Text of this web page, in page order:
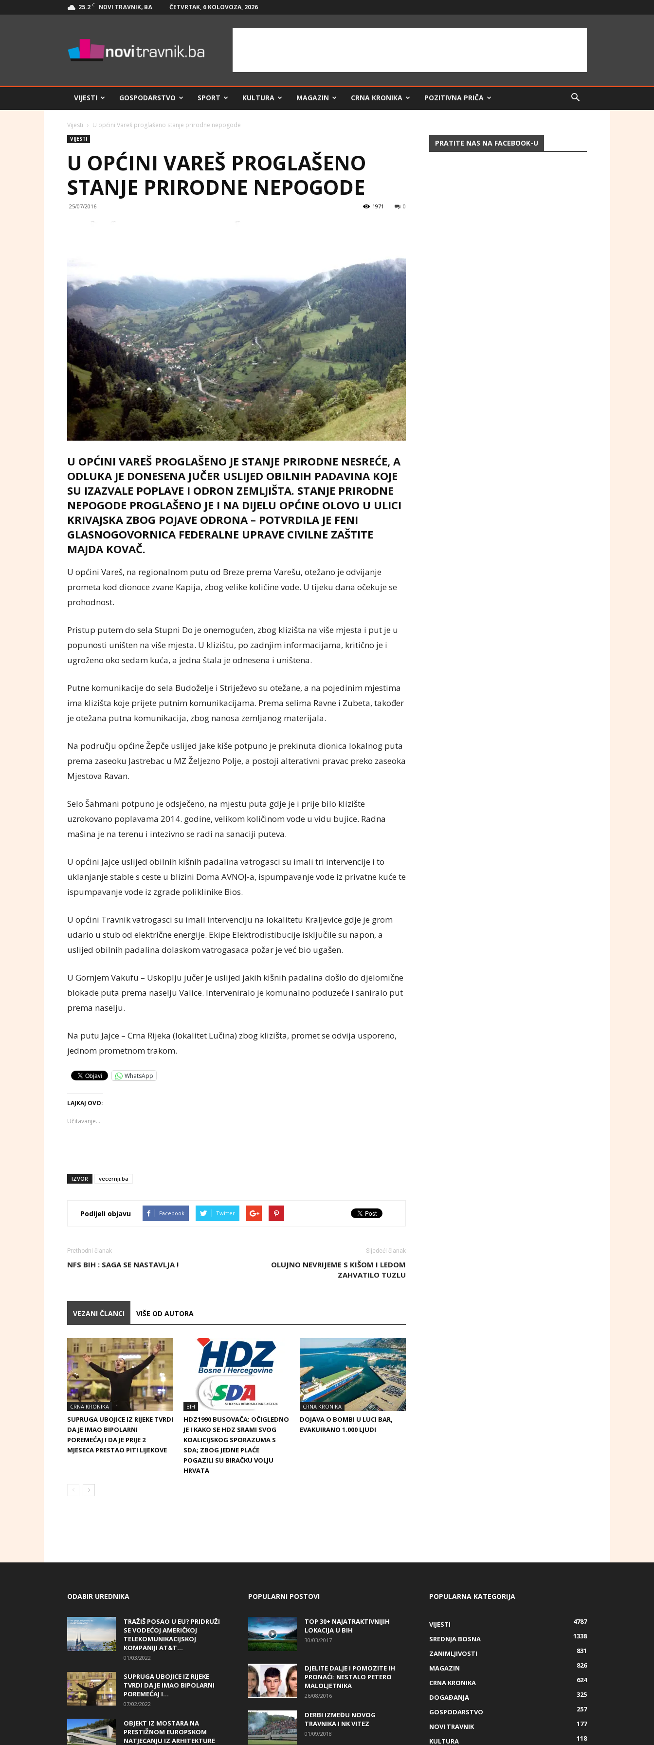
25.2 C NOVI TRAVNIK, BA ČETVRTAK, 6 KOLOVOZA, 2026
Travnik.ba
VIJESTI GOSPODARSTVO SPORT KULTURA MAGAZIN CRNA KRONIKA POZITIVNA PRIČA
Vijesti U općini Vareš proglašeno stanje prirodne nepogode
VIJESTI
U OPĆINI VAREŠ PROGLAŠENO
STANJE PRIRODNE NEPOGODE
25/07/2016 0
1971
U OPĆINI VAREŠ PROGLAŠENO JE STANJE PRIRODNE NESREĆE, A
ODLUKA JE DONESENA JUČER USLIJED OBILNIH PADAVINA KOJE
SU IZAZVALE POPLAVE I ODRON ZEMLJIŠTA. STANJE PRIRODNE
NEPOGODE PROGLAŠENO JE I NA DIJELU OPĆINE OLOVO U ULICI
KRIVAJSKA ZBOG POJAVE ODRONA – POTVRDILA JE FENI
GLASNOGOVORNICA FEDERALNE UPRAVE CIVILNE ZAŠTITE
MAJDA KOVAČ.
U općini Vareš, na regionalnom putu od Breze prema Varešu, otežano je odvijanje
prometa kod dionoce zvane Kapija, zbog velike količine vode. U tijeku dana očekuje se
prohodnost.
Pristup putem do sela Stupni Do je onemogućen, zbog klizišta na više mjesta i put je u
popunosti uništen na više mjesta. U klizištu, po zadnjim informacijama, kritično je i
ugroženo oko sedam kuća, a jedna štala je odnesena i uništena.
Putne komunikacije do sela Budoželje i Striježevo su otežane, a na pojedinim mjestima
ima klizišta koje prijete putnim komunikacijama. Prema selima Ravne i Zubeta, također
je otežana putna komunikacija, zbog nanosa zemljanog materijala.
Na području općine Žepče uslijed jake kiše potpuno je prekinuta dionica lokalnog puta
prema zaseoku Jastrebac u MZ Željezno Polje, a postoji alterativni pravac preko zaseoka
Mjestova Ravan.
Selo Šahmani potpuno je odsječeno, na mjestu puta gdje je i prije bilo klizište
uzrokovano poplavama 2014. godine, velikom količinom vode u vidu bujice. Radna
mašina je na terenu i intezivno se radi na sanaciji puteva.
U općini Jajce uslijed obilnih kišnih padalina vatrogasci su imali tri intervencije i to
uklanjanje stable s ceste u blizini Doma AVNOJ-a, ispumpavanje vode iz privatne kuće te
ispumpavanje vode iz zgrade poliklinike Bios.
U općini Travnik vatrogasci su imali intervenciju na lokalitetu Kraljevice gdje je grom
udario u stub od električne energije. Ekipe Elektrodistibucije isključile su napon, a
uslijed obilnih padalina dolaskom vatrogasaca požar je već bio ugašen.
U Gornjem Vakufu – Uskoplju jučer je uslijed jakih kišnih padalina došlo do djelomične
blokade puta prema naselju Valice. Interveniralo je komunalno poduzeće i saniralo put
prema naselju.
Na putu Jajce – Crna Rijeka (lokalitet Lučina) zbog klizišta, promet se odvija usporeno,
jednom prometnom trakom.
WhatsApp
LAJKAJ OVO:
Učitavanje...
IZVOR vecernji.ba
Podijeli objavu Facebook Twitter
Prethodni članak
NFS BIH : SAGA SE NASTAVLJA !
Sljedeći članak
OLUJNO NEVRIJEME S KIŠOM I LEDOM
ZAHVATILO TUZLU
VEZANI ČLANCI VIŠE OD AUTORA
CRNA KRONIKA
SUPRUGA UBOJICE IZ RIJEKE TVRDI
DA JE IMAO BIPOLARNI
POREMEĆAJ I DA JE PRIJE 2
MJESECA PRESTAO PITI LIJEKOVE
BIH
HDZ1990 BUSOVAČA: OČIGLEDNO
JE I KAKO SE HDZ SRAMI SVOG
KOALICIJSKOG SPORAZUMA S
SDA; ZBOG JEDNE PLAĆE
POGAZILI SU BIRAČKU VOLJU
HRVATA
CRNA KRONIKA
DOJAVA O BOMBI U LUCI BAR,
EVAKUIRANO 1.000 LJUDI
PRATITE NAS NA FACEBOOK-U
ODABIR UREDNIKA
TRAŽIŠ POSAO U EU? PRIDRUŽI
SE VODEĆOJ AMERIČKOJ
TELEKOMUNIKACIJSKOJ
KOMPANIJI AT&T...
01/03/2022
SUPRUGA UBOJICE IZ RIJEKE
TVRDI DA JE IMAO BIPOLARNI
POREMEĆAJ I...
07/02/2022
OBJEKT IZ MOSTARA NA
PRESTIŽNOM EUROPSKOM
NATJECANJU IZ ARHITEKTURE
POPULARNI POSTOVI
TOP 30+ NAJATRAKTIVNIJIH
LOKACIJA U BIH
30/03/2017
DJELITE DALJE I POMOZITE IH
PRONAĆI: NESTALO PETERO
MALOLJETNIKA
26/08/2016
DERBI IZMEĐU NOVOG
TRAVNIKA I NK VITEZ
01/09/2018
POPULARNA KATEGORIJA
VIJESTI
4787
SREDNJA BOSNA
1338
ZANIMLJIVOSTI
831
MAGAZIN
826
CRNA KRONIKA
624
DOGAĐANJA
325
GOSPODARSTVO
257
NOVI TRAVNIK
177
KULTURA
118